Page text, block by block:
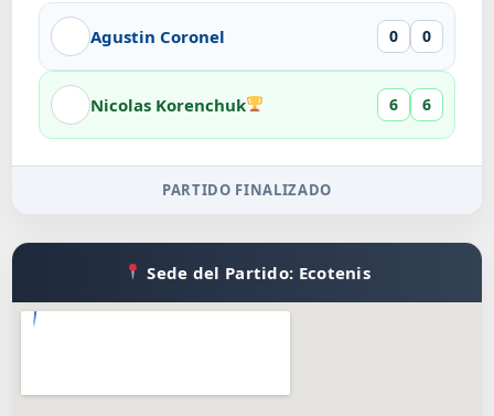
Agustin Coronel 0 0
Nicolas Korenchuk 6 6
PARTIDO FINALIZADO
Sede del Partido: Ecotenis